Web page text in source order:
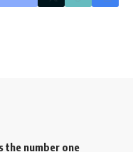
the number one